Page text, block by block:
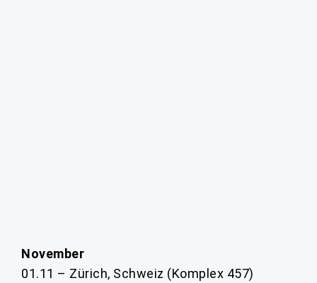
November
01.11 – Zürich, Schweiz (Komplex 457)